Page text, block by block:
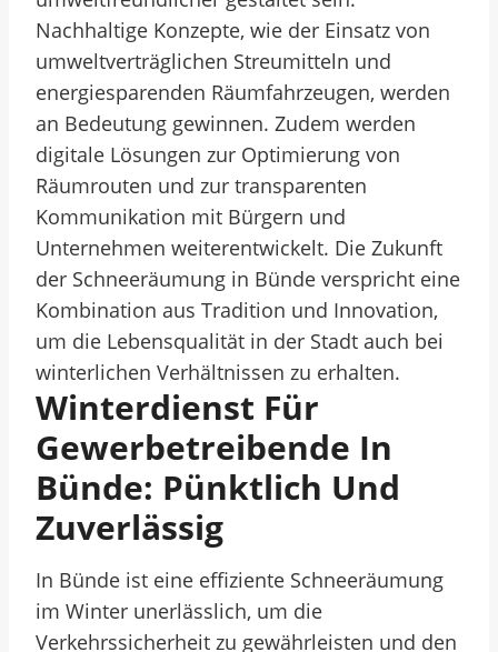
Nachhaltige Konzepte, wie der Einsatz von
umweltverträglichen Streumitteln und
energiesparenden Räumfahrzeugen, werden
an Bedeutung gewinnen. Zudem werden
digitale Lösungen zur Optimierung von
Räumrouten und zur transparenten
Kommunikation mit Bürgern und
Unternehmen weiterentwickelt. Die Zukunft
der Schneeräumung in Bünde verspricht eine
Kombination aus Tradition und Innovation,
um die Lebensqualität in der Stadt auch bei
winterlichen Verhältnissen zu erhalten.
Winterdienst Für
Gewerbetreibende In
Bünde: Pünktlich Und
Zuverlässig
In Bünde ist eine effiziente Schneeräumung
im Winter unerlässlich, um die
Verkehrssicherheit zu gewährleisten und den